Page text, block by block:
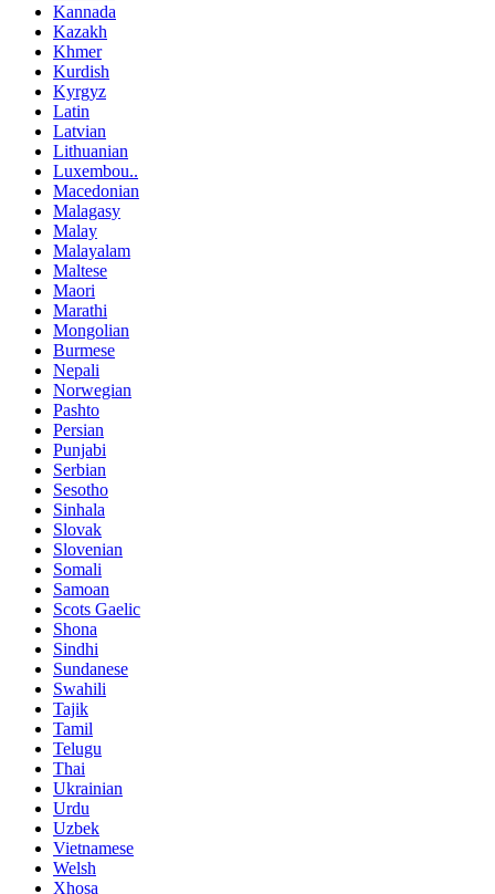
Kannada
Kazakh
Khmer
Kurdish
Kyrgyz
Latin
Latvian
Lithuanian
Luxembou..
Macedonian
Malagasy
Malay
Malayalam
Maltese
Maori
Marathi
Mongolian
Burmese
Nepali
Norwegian
Pashto
Persian
Punjabi
Serbian
Sesotho
Sinhala
Slovak
Slovenian
Somali
Samoan
Scots Gaelic
Shona
Sindhi
Sundanese
Swahili
Tajik
Tamil
Telugu
Thai
Ukrainian
Urdu
Uzbek
Vietnamese
Welsh
Xhosa